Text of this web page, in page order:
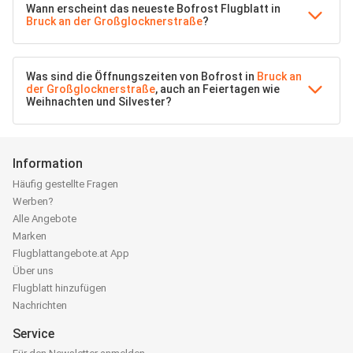
Wann erscheint das neueste Bofrost Flugblatt in
Bruck an der Großglocknerstraße?
Was sind die Öffnungszeiten von Bofrost in Bruck an
der Großglocknerstraße, auch an Feiertagen wie
Weihnachten und Silvester?
Information
Häufig gestellte Fragen
Werben?
Alle Angebote
Marken
Flugblattangebote.at App
Über uns
Flugblatt hinzufügen
Nachrichten
Service